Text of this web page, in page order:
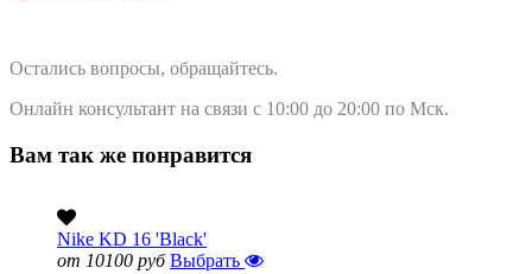
Остались вопросы, обращайтесь.
Онлайн консультант на связи с 10:00 до 20:00 по Мск.
Вам так же понравится
Nike KD 16 'Black'
от 10100 руб Выбрать